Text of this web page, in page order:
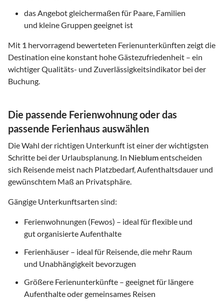
das Angebot gleichermaßen für Paare, Familien
und kleine Gruppen geeignet ist
Mit 1 hervorragend bewerteten Ferienunterkünften zeigt die
Destination eine konstant hohe Gästezufriedenheit – ein
wichtiger Qualitäts- und Zuverlässigkeitsindikator bei der
Buchung.
Die passende Ferienwohnung oder das
passende Ferienhaus auswählen
Die Wahl der richtigen Unterkunft ist einer der wichtigsten
Schritte bei der Urlaubsplanung. In Nieblumentscheiden
sich Reisende meist nach Platzbedarf, Aufenthaltsdauer und
gewünschtem Maß an Privatsphäre.
Gängige Unterkunftsarten sind:
Ferienwohnungen (Fewos) – ideal für flexible und
gut organisierte Aufenthalte
Ferienhäuser – ideal für Reisende, die mehr Raum
und Unabhängigkeit bevorzugen
Größere Ferienunterkünfte – geeignet für längere
Aufenthalte oder gemeinsames Reisen